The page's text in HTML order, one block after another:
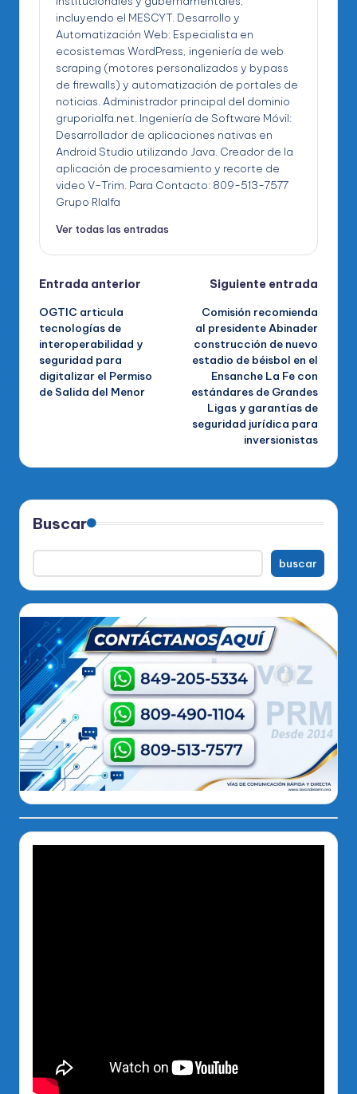
incluyendo el MESCYT. Desarrollo y
Automatización Web: Especialista en
ecosistemas WordPress, ingeniería de web
scraping (motores personalizados y bypass
de firewalls) y automatización de portales de
noticias. Administrador principal del dominio
gruporialfa.net. Ingeniería de Software Móvil:
Desarrollador de aplicaciones nativas en
Android Studio utilizando Java. Creador de la
aplicación de procesamiento y recorte de
video V-Trim. Para Contacto: 809-513-7577
Grupo RIalfa
Ver todas las entradas
Navegación
de
entradas
Entrada anterior
OGTIC articula
tecnologías de
interoperabilidad y
seguridad para
digitalizar el Permiso
de Salida del Menor
Siguiente entrada
Comisión recomienda
al presidente Abinader
construcción de nuevo
estadio de béisbol en el
Ensanche La Fe con
estándares de Grandes
Ligas y garantías de
seguridad jurídica para
inversionistas
Buscar
buscar